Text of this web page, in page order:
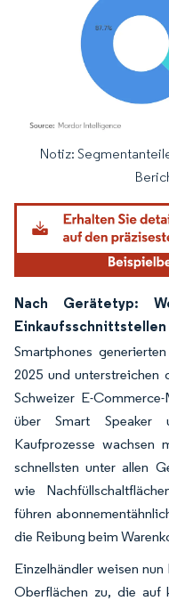
Bild © Mordor Intelligence.
Notiz:
Nach Gerätetyp:
Einkaufsschnittstellen
Smartphones
2025 und unterstreichen
Schweizer E-
über Smart Speaker
Kaufprozesse
schnellsten unter allen
wie
führen
die Reibung beim
Einzelhändler weisen
Oberflächen zu, die auf